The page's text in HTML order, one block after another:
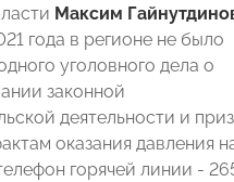
Максим
года в регионе не было
уголовного дела о
законной
деятельности и
оказания давления
горячей линии -